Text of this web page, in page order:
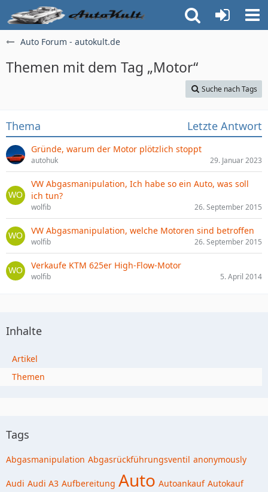
Auto Forum - autokult.de
Themen mit dem Tag „Motor“
Suche nach Tags
Thema Letzte Antwort
Gründe, warum der Motor plötzlich stoppt
autohuk 29. Januar 2023
VW Abgasmanipulation, Ich habe so ein Auto, was soll
ich tun?
wolfib 26. September 2015
VW Abgasmanipulation, welche Motoren sind betroffen
wolfib 26. September 2015
Verkaufe KTM 625er High-Flow-Motor
wolfib 5. April 2014
Inhalte
Artikel
Themen
Tags
Abgasmanipulation Abgasrückführungsventil anonymously
Audi Audi A3 Aufbereitung Auto Autoankauf Autokauf